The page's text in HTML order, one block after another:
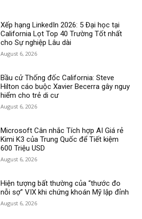
Xếp hạng LinkedIn 2026: 5 Đại học tại
California Lọt Top 40 Trường Tốt nhất
cho Sự nghiệp Lâu dài
August 6, 2026
Bầu cử Thống đốc California: Steve
Hilton cáo buộc Xavier Becerra gây nguy
hiểm cho trẻ di cư
August 6, 2026
Microsoft Cân nhắc Tích hợp AI Giá rẻ
Kimi K3 của Trung Quốc để Tiết kiệm
600 Triệu USD
August 6, 2026
Hiện tượng bất thường của “thước đo
nỗi sợ” VIX khi chứng khoán Mỹ lập đỉnh
August 6, 2026